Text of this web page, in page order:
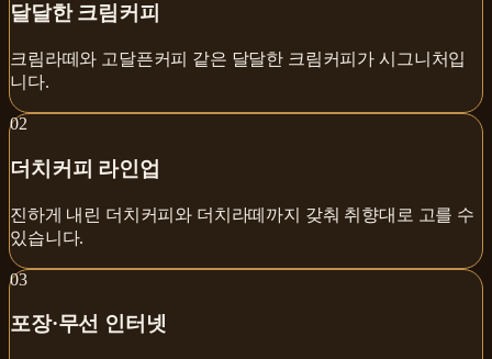
달달한 크림커피
크림라떼와 고달픈커피 같은 달달한 크림커피가 시그니처입
니다.
02
더치커피 라인업
진하게 내린 더치커피와 더치라떼까지 갖춰 취향대로 고를 수
있습니다.
03
포장·무선 인터넷